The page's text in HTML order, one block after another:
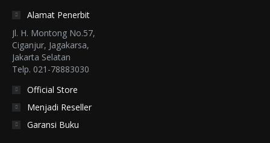
Alamat Penerbit
Jl. H. Montong No.57,
Ciganjur, Jagakarsa,
Jakarta Selatan
Telp. 021-78883030
Official Store
Menjadi Reseller
Garansi Buku